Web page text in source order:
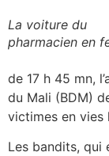
La voiture du
pharmacien en
de 17 h 45 mn,
du Mali (BDM)
victimes en vies
Les bandits, qui